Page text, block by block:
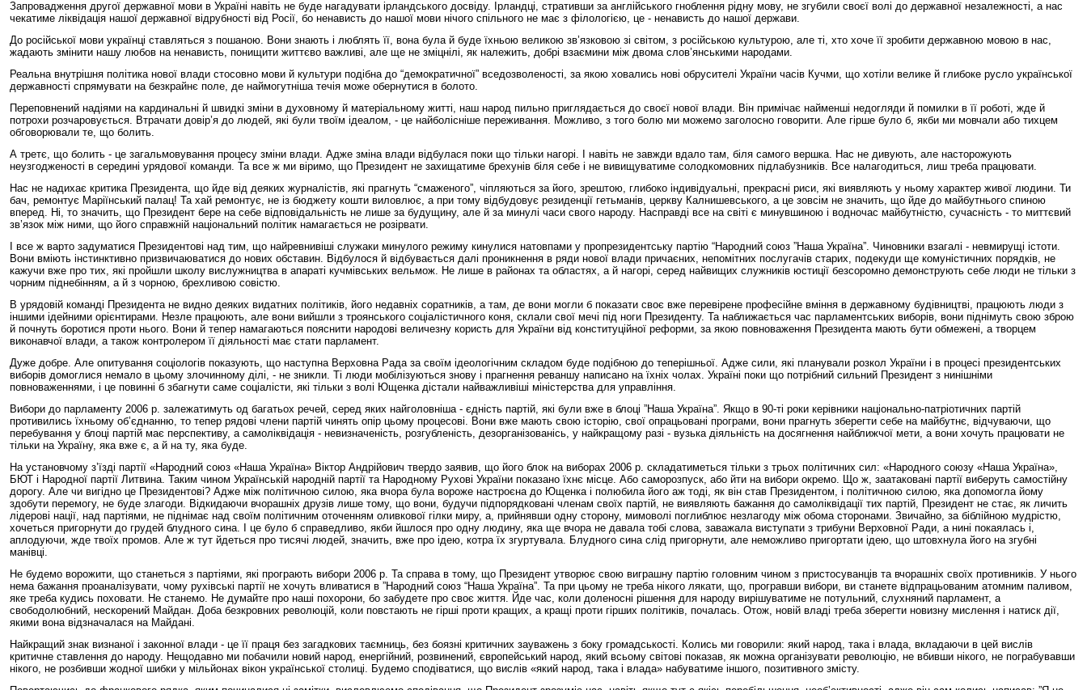
Запровадження другої державної мови в Україні навіть не буде нагадувати ірландського досвіду. Ірландці, стративши за англійського гноблення рідну мову, не згубили своєї волі до державної незалежності, а нас
чекатиме ліквідація нашої державної відрубності від Росії, бо ненависть до нашої мови нічого спільного не має з філологією, це - ненависть до нашої держави.
До російської мови українці ставляться з пошаною. Вони знають і люблять її, вона була й буде їхньою великою зв’язковою зі світом, з російською культурою, але ті, хто хоче її зробити державною мовою в нас,
жадають змінити нашу любов на ненависть, понищити життєво важливі, але ще не зміцнілі, як належить, добрі взаємини між двома слов’янськими народами.
Реальна внутрішня політика нової влади стосовно мови й культури подібна до “демократичної” вседозволеності, за якою ховались нові обрусителі України часів Кучми, що хотіли велике й глибоке русло української
державності спрямувати на безкрайнє поле, де наймогутніша течія може обернутися в болото.
Переповнений надіями на кардинальні й швидкі зміни в духовному й матеріальному житті, наш народ пильно приглядається до своєї нової влади. Він примічає найменші недогляди й помилки в її роботі, жде й
потрохи розчаровується. Втрачати довір’я до людей, які були твоїм ідеалом, - це найболісніше переживання. Можливо, з того болю ми можемо заголосно говорити. Але гірше було б, якби ми мовчали або тихцем
обговорювали те, що болить.
А третє, що болить - це загальмовування процесу зміни влади. Адже зміна влади відбулася поки що тільки нагорі. І навіть не завжди вдало там, біля самого вершка. Нас не дивують, але насторожують
неузгодженості в середині урядової команди. Та все ж ми віримо, що Президент не захищатиме брехунів біля себе і не вивищуватиме солодкомовних підлабузників. Все налагодиться, лиш треба працювати.
Нас не надихає критика Президента, що йде від деяких журналістів, які прагнуть “смаженого”, чіпляються за його, зрештою, глибоко індивідуальні, прекрасні риси, які виявляють у ньому характер живої людини. Ти
бач, ремонтує Маріїнський палац! Та хай ремонтує, не із бюджету кошти виловлює, а при тому відбудовує резиденції гетьманів, церкву Калнишевського, а це зовсім не значить, що йде до майбутнього спиною
вперед. Ні, то значить, що Президент бере на себе відповідальність не лише за будущину, але й за минулі часи свого народу. Насправді все на світі є минувшиною і водночас майбутністю, сучасність - то миттєвий
зв’язок між ними, що його справжній національний політик намагається не розірвати.
І все ж варто задуматися Президентові над тим, що найревнивіші служаки минулого режиму кинулися натовпами у пропрезидентську партію “Народний союз ”Наша Україна”. Чиновники взагалі - невмирущі істоти.
Вони вміють інстинктивно призвичаюватися до нових обставин. Відбулося й відбувається далі проникнення в ряди нової влади причаєних, непомітних послугачів старих, подекуди ще комуністичних порядків, не
кажучи вже про тих, які пройшли школу вислужництва в апараті кучмівських вельмож. Не лише в районах та областях, а й нагорі, серед найвищих служників юстиції безсоромно демонструють себе люди не тільки з
чорним піднебінням, а й з чорною, брехливою совістю.
В урядовій команді Президента не видно деяких видатних політиків, його недавніх соратників, а там, де вони могли б показати своє вже перевірене професійне вміння в державному будівництві, працюють люди з
іншими ідейними орієнтирами. Незле працюють, але вони вийшли з троянського соціалістичного коня, склали свої мечі під ноги Президенту. Та наближається час парламентських виборів, вони піднімуть свою зброю
й почнуть боротися проти нього. Вони й тепер намагаються пояснити народові величезну користь для України від конституційної реформи, за якою повноваження Президента мають бути обмежені, а творцем
виконавчої влади, а також контролером її діяльності має стати парламент.
Дуже добре. Але опитування соціологів показують, що наступна Верховна Рада за своїм ідеологічним складом буде подібною до теперішньої. Адже сили, які планували розкол України і в процесі президентських
виборів домоглися немало в цьому злочинному ділі, - не зникли. Ті люди мобілізуються знову і прагнення реваншу написано на їхніх чолах. Україні поки що потрібний сильний Президент з нинішніми
повноваженнями, і це повинні б збагнути саме соціалісти, які тільки з волі Ющенка дістали найважливіші міністерства для управління.
Вибори до парламенту 2006 р. залежатимуть од багатьох речей, серед яких найголовніша - єдність партій, які були вже в блоці ”Наша Україна”. Якщо в 90-ті роки керівники національно-патріотичних партій
противились їхньому об’єднанню, то тепер рядові члени партій чинять опір цьому процесові. Вони вже мають свою історію, свої опрацьовані програми, вони прагнуть зберегти себе на майбутнє, відчуваючи, що
перебування у блоці партій має перспективу, а самоліквідація - невизначеність, розгубленість, дезорганізованісь, у найкращому разі - вузька діяльність на досягнення найближчої мети, а вони хочуть працювати не
тільки на Україну, яка вже є, а й на ту, яка буде.
На установчому з’їзді партії «Народний союз «Наша Україна» Віктор Андрійович твердо заявив, що його блок на виборах 2006 р. складатиметься тільки з трьох політичних сил: «Народного союзу «Наша Україна»,
БЮТ і Народної партії Литвина. Таким чином Українській народній партії та Народному Рухові України показано їхнє місце. Або саморозпуск, або йти на вибори окремо. Що ж, заатаковані партії виберуть самостійну
дорогу. Але чи вигідно це Президентові? Адже між політичною силою, яка вчора була вороже настроєна до Ющенка і полюбила його аж тоді, як він став Президентом, і політичною силою, яка допомогла йому
здобути перемогу, не буде злагоди. Відкидаючи вчорашніх друзів лише тому, що вони, будучи підпорядковані членам своїх партій, не виявляють бажання до самоліквідації тих партій, Президент не стає, як личить
лідерові нації, над партіями, не піднімає над своїм політичним оточенням оливкової гілки миру, а, прийнявши одну сторону, мимоволі поглиблює незлагоду між обома сторонами. Звичайно, за біблійною мудрістю,
хочеться пригорнути до грудей блудного сина. І це було б справедливо, якби йшлося про одну людину, яка ще вчора не давала тобі слова, заважала виступати з трибуни Верховної Ради, а нині покаялась і,
аплодуючи, жде твоїх промов. Але ж тут йдеться про тисячі людей, значить, вже про ідею, котра їх згуртувала. Блудного сина слід пригорнути, але неможливо пригортати ідею, що штовхнула його на згубні
манівці.
Не будемо ворожити, що станеться з партіями, які програють вибори 2006 р. Та справа в тому, що Президент утворює свою виграшну партію головним чином з пристосуванців та вчорашніх своїх противників. У нього
нема бажання проаналізувати, чому рухівські партії не хочуть вливатися в ”Народний союз “Наша Україна”. Та при цьому не треба нікого лякати, що, програвши вибори, ви станете відпрацьованим атомним паливом,
яке треба кудись поховати. Не станемо. Не думайте про наші похорони, бо забудете про своє життя. Йде час, коли доленосні рішення для народу вирішуватиме не потульний, слухняний парламент, а
свободолюбний, нескорений Майдан. Доба безкровних революцій, коли повстають не гірші проти кращих, а кращі проти гірших політиків, почалась. Отож, новій владі треба зберегти новизну мислення і натиск дії,
якими вона відзначалася на Майдані.
Найкращий знак визнаної і законної влади - це її праця без загадкових таємниць, без боязні критичних зауважень з боку громадськості. Колись ми говорили: який народ, така і влада, вкладаючи в цей вислів
критичне ставлення до народу. Нещодавно ми побачили новий народ, енергійний, розвинений, європейський народ, який всьому світові показав, як можна організувати революцію, не вбивши нікого, не пограбувавши
нікого, не розбивши жодної шибки у мільйонах вікон української столиці. Будемо сподіватися, що вислів «який народ, така і влада» набуватиме іншого, позитивного змісту.